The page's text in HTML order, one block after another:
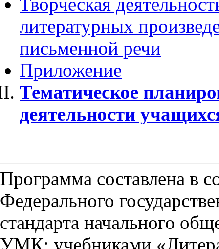
литературных
письменной речи
Приложение
Тематическое
деятельности
Программа составлена в
Федерального
стандарта начального
УМК: учебниками